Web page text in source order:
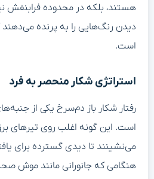
هستند، بلکه در محدوده فرابنفش
دیدن رنگ‌هایی را به پرنده می‌دهند
است.
استراتژی شکار منحصر به فرد
رفتار شکار باز دم‌سرخ یکی از
است. این گونه اغلب روی تیرهای
می‌نشینند تا دیدی گسترده برای
هنگامی که جانورانی مانند موش